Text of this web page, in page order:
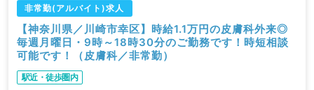
非常勤(アルバイト)求人
【神奈川県／川崎市幸区】時給1.1万円の皮膚科外来◎
毎週月曜日・9時～18時30分のご勤務です！時短相談
可能です！（皮膚科／非常勤）
駅近・徒歩圏内